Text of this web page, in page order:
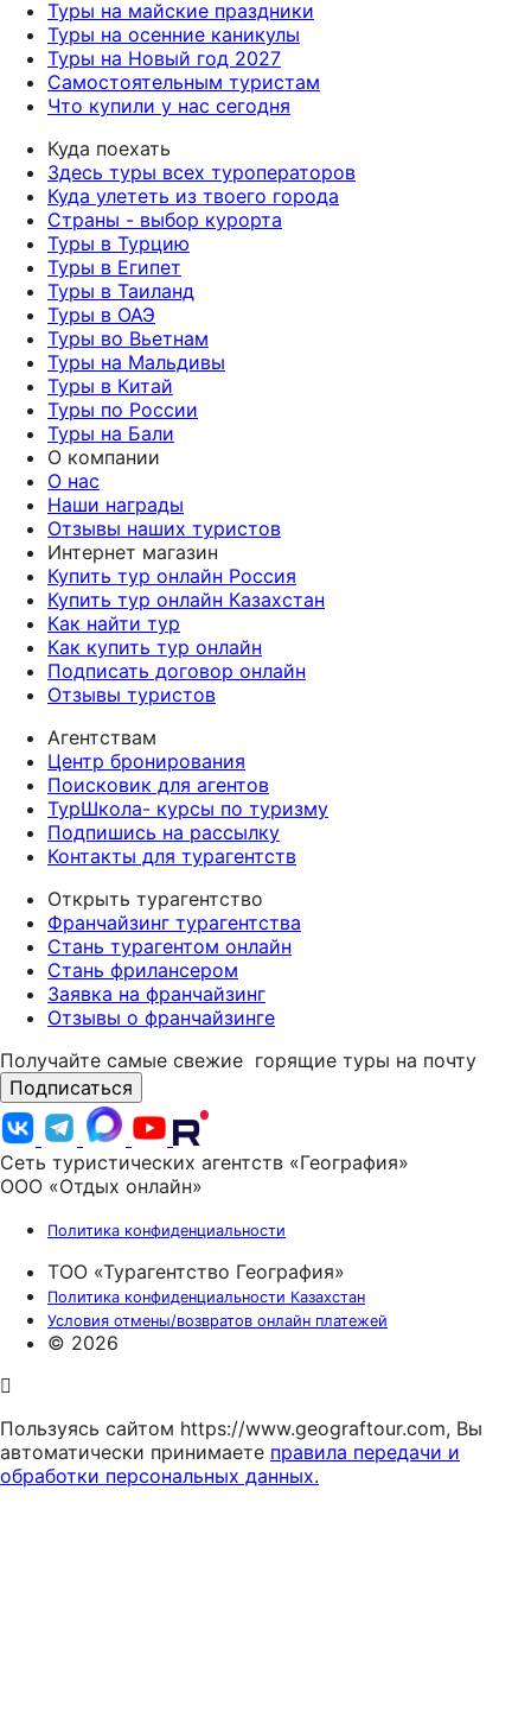
Туры на майские праздники
Туры на осенние каникулы
Туры на Новый год 2027
Самостоятельным туристам
Что купили у нас сегодня
Куда поехать
Здесь туры всех туроператоров
Куда улететь из твоего города
Страны - выбор курорта
Туры в Турцию
Туры в Египет
Туры в Таиланд
Туры в ОАЭ
Туры во Вьетнам
Туры на Мальдивы
Туры в Китай
Туры по России
Туры на Бали
О компании
О нас
Наши награды
Отзывы наших туристов
Интернет магазин
Купить тур онлайн Россия
Купить тур онлайн Казахстан
Как найти тур
Как купить тур онлайн
Подписать договор онлайн
Отзывы туристов
Агентствам
Центр бронирования
Поисковик для агентов
ТурШкола- курсы по туризму
Подпишись на рассылку
Контакты для турагентств
Открыть турагентство
Франчайзинг турагентства
Стань турагентом онлайн
Стань фрилансером
Заявка на франчайзинг
Отзывы о франчайзинге
Получайте самые свежие горящие туры на почту
Подписаться
Сеть туристических агентств «География»
ООО «Отдых онлайн»
Политика конфиденциальности
ТОО «Турагентство География»
Политика конфиденциальности Казахстан
Условия отмены/возвратов онлайн платежей
© 2026
Пользуясь сайтом https://www.geograftour.com, Вы
автоматически принимаете правила передачи и
обработки персональных данных.